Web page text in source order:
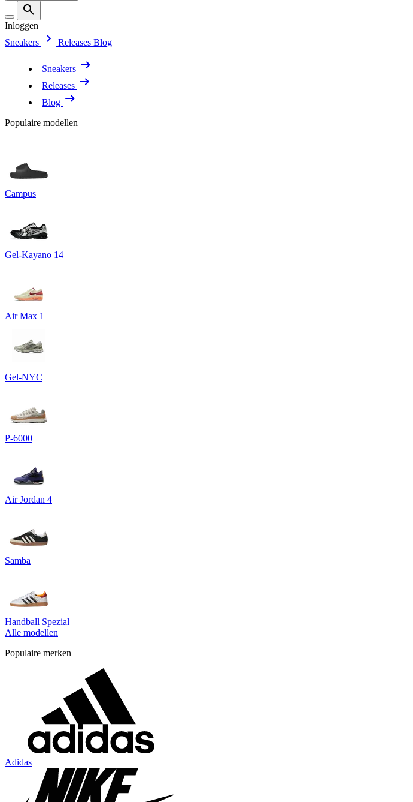
Inloggen
Sneakers
Releases Blog
Sneakers
Releases
Blog
Populaire modellen
Campus
Gel-Kayano 14
Air Max 1
Gel-NYC
P-6000
Air Jordan 4
Samba
Handball Spezial
Alle modellen
Populaire merken
Adidas